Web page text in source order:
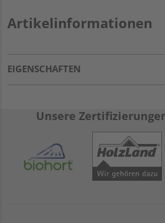
Artikelinformationen
EIGENSCHAFTEN
Unsere